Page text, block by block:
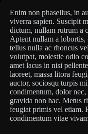
Enim non phasellus, in
viverra sapien. Suscipit
dictum, nullam rutrum a
Aptent nullam a lobortis,
tellus nulla ac rhoncus
volutpat, molestie odio
amet lacus in nisi
laoreet, massa litora
auctor, sociosqu turpis
condimentum, dolor nec,
gravida non hac. Metus
feugiat primis vel etiam.
condimentum vitae